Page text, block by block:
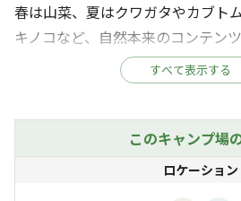
春は山菜、夏はクワガタやカブト
キノコなど、自然本来のコンテン
針葉樹と紅葉樹がいい塩梅で共存
近くを流れる小さな小川には、生
と、手付かずの美しい自然に触れ
すべて表示する
このキャンプ場
ロケーション